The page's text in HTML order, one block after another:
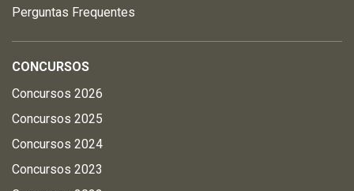
Perguntas Frequentes
CONCURSOS
Concursos 2026
Concursos 2025
Concursos 2024
Concursos 2023